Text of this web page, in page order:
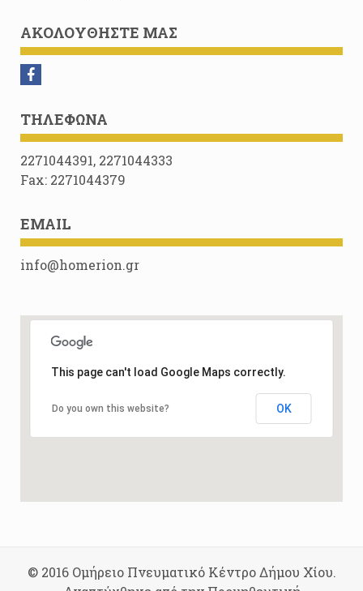
ΑΚΟΛΟΥΘΉΣΤΕ ΜΑΣ
ΤΗΛΈΦΩΝΑ
2271044391, 2271044333
Fax: 2271044379
EMAIL
info@homerion.gr
This page can't load Google Maps correctly.
Do you own this website? OK
© 2016 Ομήρειο Πνευματικό Κέντρο Δήμου Χίου.